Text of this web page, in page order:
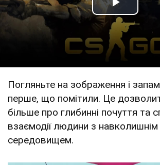
Play
Погляньте на зображення і
перше, що помітили. Це
більше про глибинні почуття та
взаємодії людини з навколишнім
середовищем.